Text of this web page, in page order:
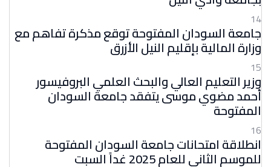
14
جامعة السودان المفتوحة توقع مذكرة تفاهم مع
وزارة المالية بإقليم النيل الأزرق
15
وزير التعليم العالي والبحث العلمي البروفيسور
أحمد مضوي موسى يتفقد جامعة السودان
المفتوحة
16
انطلاقة امتحانات جامعة السودان المفتوحة
للموسم الثاني للعام 2025 غداً السبت